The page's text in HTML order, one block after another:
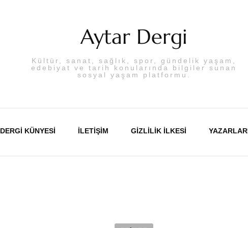
Aytar Dergi
Kültür, sanat, sağlık, spor, gündelik yaşam,
edebiyat ve tarih konularında bilgiler sunan
sosyal yaşam platformu.
DERGI KÜNYESI İLETIŞIM GIZLILIK İLKESI